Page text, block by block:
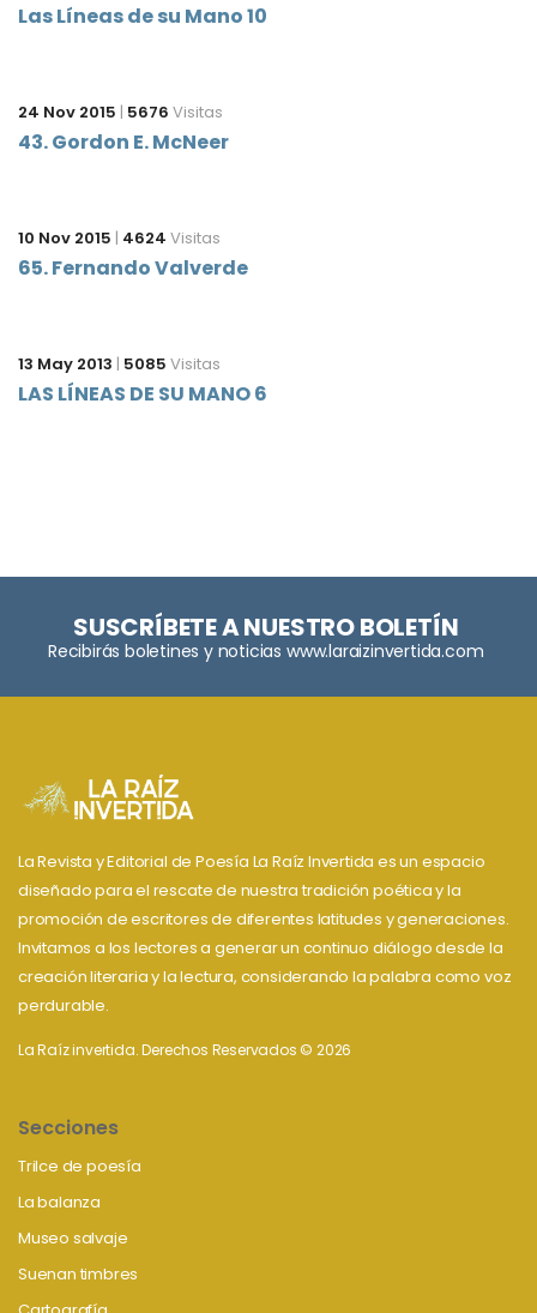
Las Líneas de su Mano 10
24 Nov 2015 | 5676 Visitas
43. Gordon E. McNeer
10 Nov 2015 | 4624 Visitas
65. Fernando Valverde
13 May 2013 | 5085 Visitas
LAS LÍNEAS DE SU MANO 6
SUSCRÍBETE A NUESTRO BOLETÍN
Recibirás boletines y noticias www.laraizinvertida.com
La Revista y Editorial de Poesía La Raíz Invertida es un espacio
diseñado para el rescate de nuestra tradición poética y la
promoción de escritores de diferentes latitudes y generaciones.
Invitamos a los lectores a generar un continuo diálogo desde la
creación literaria y la lectura, considerando la palabra como voz
perdurable.
La Raíz invertida. Derechos Reservados © 2026
Secciones
Trilce de poesía
La balanza
Museo salvaje
Suenan timbres